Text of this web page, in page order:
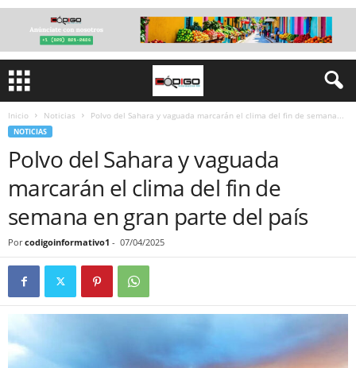
Inicio Noticias Polvo del Sahara y vaguada marcarán el clima del fin de semana...
NOTICIAS
Polvo del Sahara y vaguada
marcarán el clima del fin de
semana en gran parte del país
Por codigoinformativo1 - 07/04/2025